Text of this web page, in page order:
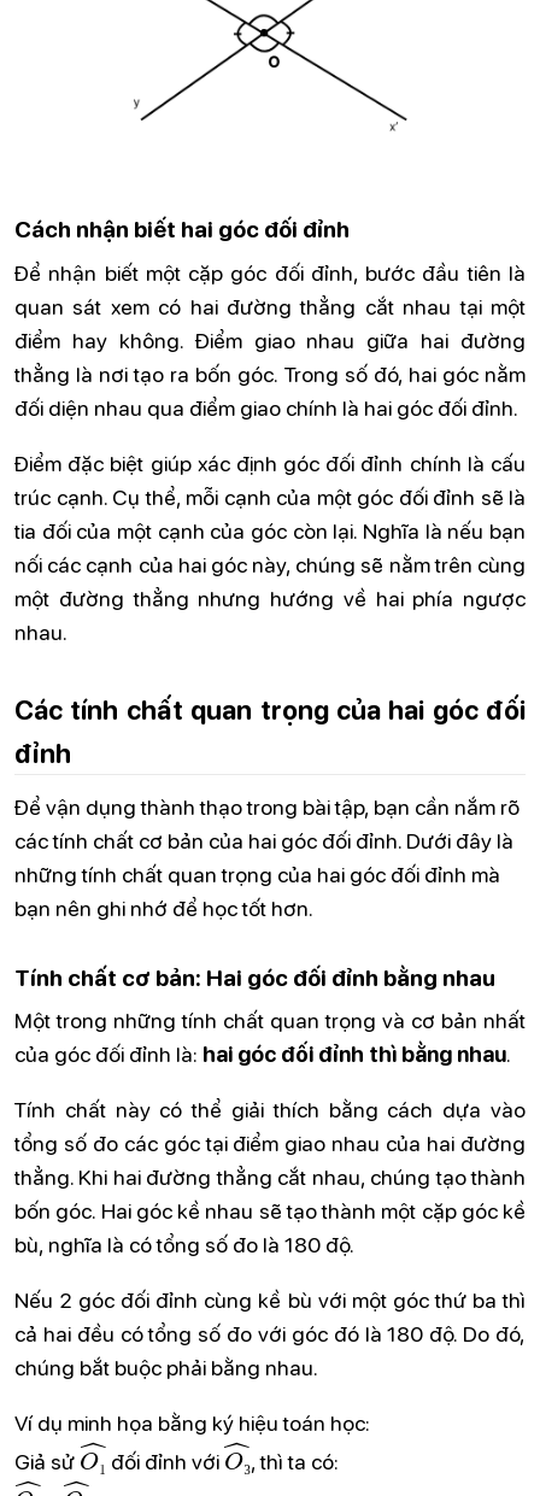
Cách nhận biết hai góc đối đỉnh
Để nhận biết một cặp góc đối đỉnh, bước đầu tiên là
quan sát xem có hai đường thẳng cắt nhau tại một
điểm hay không. Điểm giao nhau giữa hai đường
thẳng là nơi tạo ra bốn góc. Trong số đó, hai góc nằm
đối diện nhau qua điểm giao chính là hai góc đối đỉnh.
Điểm đặc biệt giúp xác định góc đối đỉnh chính là cấu
trúc cạnh. Cụ thể, mỗi cạnh của một góc đối đỉnh sẽ là
tia đối của một cạnh của góc còn lại. Nghĩa là nếu bạn
nối các cạnh của hai góc này, chúng sẽ nằm trên cùng
một đường thẳng nhưng hướng về hai phía ngược
nhau.
Các tính chất quan trọng của hai góc đối
đỉnh
Để vận dụng thành thạo trong bài tập, bạn cần nắm rõ
các tính chất cơ bản của hai góc đối đỉnh. Dưới đây là
những tính chất quan trọng của hai góc đối đỉnh mà
bạn nên ghi nhớ để học tốt hơn.
Tính chất cơ bản: Hai góc đối đỉnh bằng nhau
Một trong những tính chất quan trọng và cơ bản nhất
của góc đối đỉnh là: hai góc đối đỉnh thì bằng nhau.
Tính chất này có thể giải thích bằng cách dựa vào
tổng số đo các góc tại điểm giao nhau của hai đường
thẳng. Khi hai đường thẳng cắt nhau, chúng tạo thành
bốn góc. Hai góc kề nhau sẽ tạo thành một cặp góc kề
bù, nghĩa là có tổng số đo là 180 độ.
Nếu 2 góc đối đỉnh cùng kề bù với một góc thứ ba thì
cả hai đều có tổng số đo với góc đó là 180 độ. Do đó,
chúng bắt buộc phải bằng nhau.
Ví dụ minh họa bằng ký hiệu toán học:
Giả sử
O₁
đối đỉnh với ₃
O₃ ^
, thì ta có:
O₁ O₃ ^